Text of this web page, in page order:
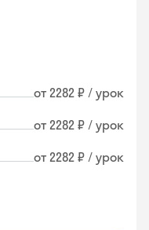
от 2282 ₽ / урок
от 2282 ₽ / урок
от 2282 ₽ / урок